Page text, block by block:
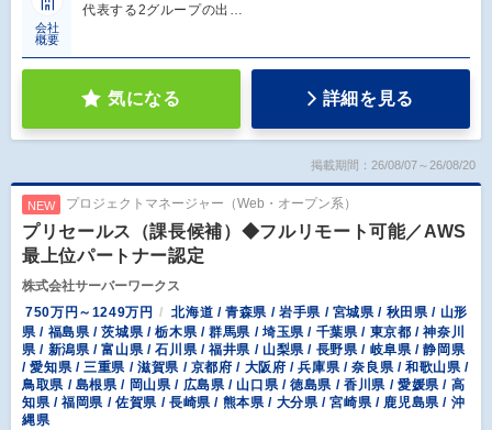
会社
概要
代表する2グループの出…
気になる 詳細を見る
掲載期間：26/08/07～26/08/20
NEW プロジェクトマネージャー（Web・オープン系）
プリセールス（課長候補）◆フルリモート可能／AWS
最上位パートナー認定
株式会社サーバーワークス
750万円～1249万円
北海道 / 青森県 / 岩手県 / 宮城県 / 秋田県 / 山形
県 / 福島県 / 茨城県 / 栃木県 / 群馬県 / 埼玉県 / 千葉県 / 東京都 / 神奈川
県 / 新潟県 / 富山県 / 石川県 / 福井県 / 山梨県 / 長野県 / 岐阜県 / 静岡県
/ 愛知県 / 三重県 / 滋賀県 / 京都府 / 大阪府 / 兵庫県 / 奈良県 / 和歌山県 /
鳥取県 / 島根県 / 岡山県 / 広島県 / 山口県 / 徳島県 / 香川県 / 愛媛県 / 高
知県 / 福岡県 / 佐賀県 / 長崎県 / 熊本県 / 大分県 / 宮崎県 / 鹿児島県 / 沖
縄県